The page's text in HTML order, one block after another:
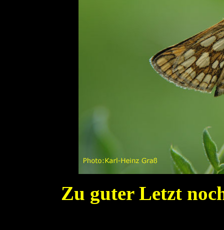
Zu guter Letzt